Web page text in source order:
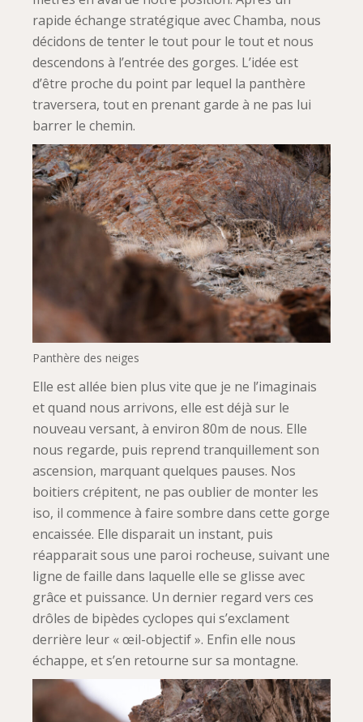
rapide échange stratégique avec Chamba, nous
décidons de tenter le tout pour le tout et nous
descendons à l’entrée des gorges. L’idée est
d’être proche du point par lequel la panthère
traversera, tout en prenant garde à ne pas lui
barrer le chemin.
Panthère des neiges
Elle est allée bien plus vite que je ne l’imaginais
et quand nous arrivons, elle est déjà sur le
nouveau versant, à environ 80m de nous. Elle
nous regarde, puis reprend tranquillement son
ascension, marquant quelques pauses. Nos
boitiers crépitent, ne pas oublier de monter les
iso, il commence à faire sombre dans cette gorge
encaissée. Elle disparait un instant, puis
réapparait sous une paroi rocheuse, suivant une
ligne de faille dans laquelle elle se glisse avec
grâce et puissance. Un dernier regard vers ces
drôles de bipèdes cyclopes qui s’exclament
derrière leur « œil-objectif ». Enfin elle nous
échappe, et s’en retourne sur sa montagne.